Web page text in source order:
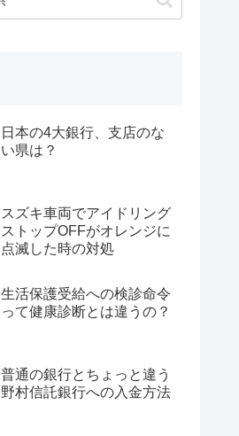
日本の4大銀行、支店のな
い県は？
スズキ車両でアイドリング
ストップOFFがオレンジに
点滅した時の対処
生活保護受給への検診命令
って健康診断とは違うの？
普通の銀行とちょっと違う
野村信託銀行への入金方法